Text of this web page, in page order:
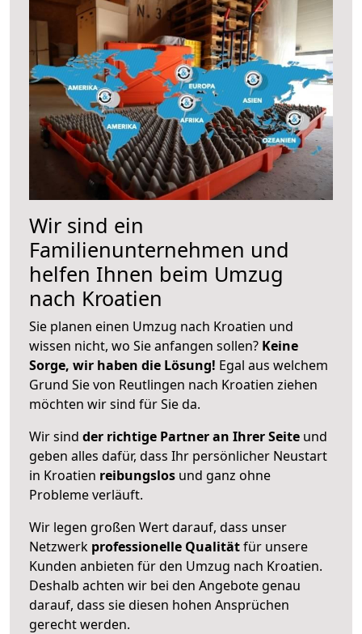
Wir sind ein
Familienunternehmen und
helfen Ihnen beim Umzug
nach Kroatien
Sie planen einen Umzug nach Kroatien und
wissen nicht, wo Sie anfangen sollen? Keine
Sorge, wir haben die Lösung! Egal aus welchem
Grund Sie von Reutlingen nach Kroatien ziehen
möchten wir sind für Sie da.
Wir sind der richtige Partner an Ihrer Seite und
geben alles dafür, dass Ihr persönlicher Neustart
in Kroatien reibungslos und ganz ohne
Probleme verläuft.
Wir legen großen Wert darauf, dass unser
Netzwerk professionelle Qualitätfür unsere
Kunden anbieten für den Umzug nach Kroatien.
Deshalb achten wir bei den Angebote genau
darauf, dass sie diesen hohen Ansprüchen
gerecht werden.